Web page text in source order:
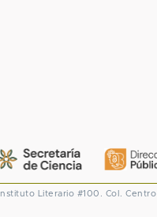
Instituto Literario #100. Col. Centro